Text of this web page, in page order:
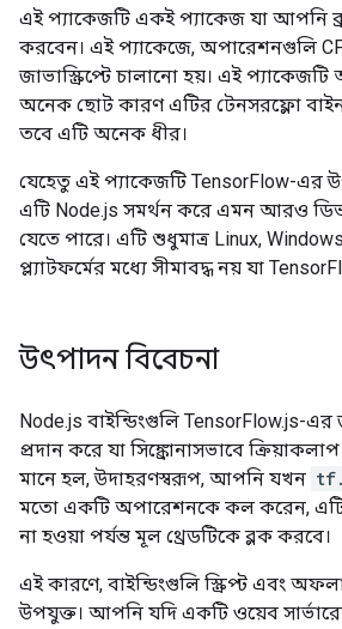
এই প্যাকেজটি একই প্যাকেজ যা আপনি
করবেন। এই প্যাকেজে, অপারেশনগুলি
জাভাস্ক্রিপ্টে চালানো হয়। এই
অনেক ছোট কারণ এটির টেনসরফ্লো
তবে এটি অনেক ধীর।
যেহেতু এই প্যাকেজটি TensorFlow-এর
এটি Node.js সমর্থন করে এমন আরও
যেতে পারে। এটি শুধুমাত্র Linux,
প্ল্যাটফর্মের মধ্যে সীমাবদ্ধ নয় যা
উৎপাদন বিবেচনা
Node.js বাইন্ডিংগুলি TensorFlow.js-
প্রদান করে যা সিঙ্ক্রোনাসভাবে
মানে হল, উদাহরণস্বরূপ, আপনি যখন
মতো একটি অপারেশনকে কল করেন, এটি
না হওয়া পর্যন্ত মূল থ্রেডটিকে ব্লক করবে।
এই কারণে, বাইন্ডিংগুলি স্ক্রিপ্ট এবং
উপযুক্ত। আপনি যদি একটি ওয়েব